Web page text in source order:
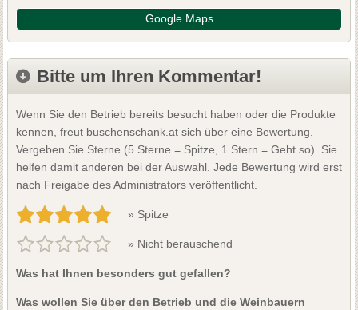
Google Maps
Bitte um Ihren Kommentar!
Wenn Sie den Betrieb bereits besucht haben oder die Produkte
kennen, freut buschenschank.at sich über eine Bewertung.
Vergeben Sie Sterne (5 Sterne = Spitze, 1 Stern = Geht so). Sie
helfen damit anderen bei der Auswahl. Jede Bewertung wird erst
nach Freigabe des Administrators veröffentlicht.
» Spitze
» Nicht berauschend
Was hat Ihnen besonders gut gefallen?
Was wollen Sie über den Betrieb und die Weinbauern